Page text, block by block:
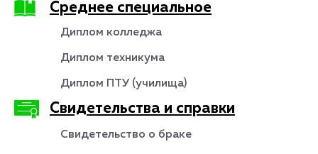
Среднее специальное
Диплом колледжа
Диплом техникума
Диплом ПТУ (училища)
Свидетельства и справки
Свидетельство о браке